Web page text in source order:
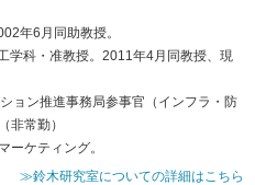
年6月同助教授。
学科・准教授。2011年4月同教授、現
ョン推進事務局参事官（インフラ・防
非常勤）
ーケティング。
≫鈴木研究室についての詳細はこちら